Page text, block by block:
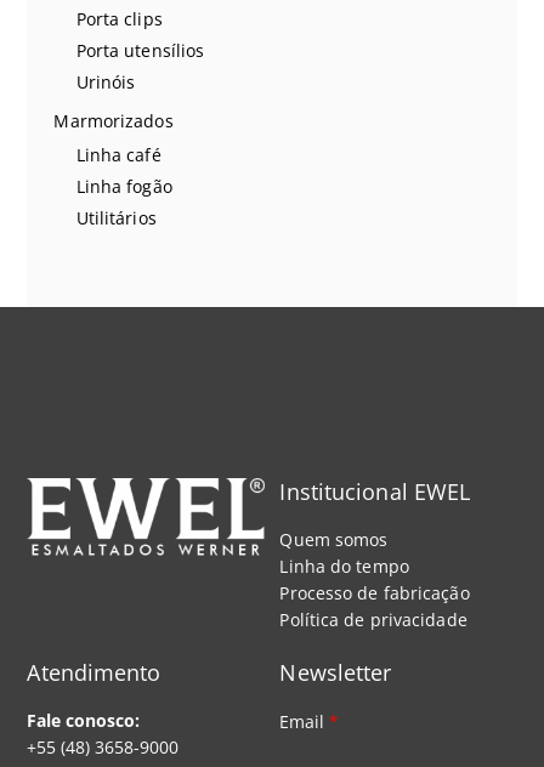
Porta clips
Porta utensílios
Urinóis
Marmorizados
Linha café
Linha fogão
Utilitários
Institucional EWEL
Quem somos
Linha do tempo
Processo de fabricação
Política de privacidade
Atendimento
Fale conosco:
+55 (48) 3658-9000
Newsletter
Email*